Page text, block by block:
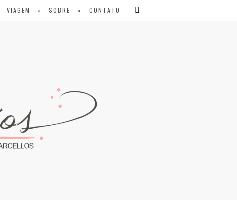
VIAGEM SOBRE CONTATO